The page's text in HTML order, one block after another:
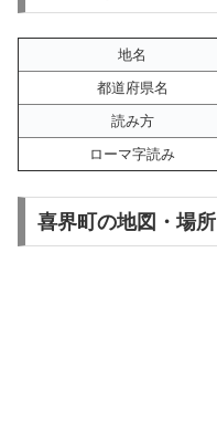
地名
都道府県名
読み方
ローマ字読み
喜界町の地図・場所